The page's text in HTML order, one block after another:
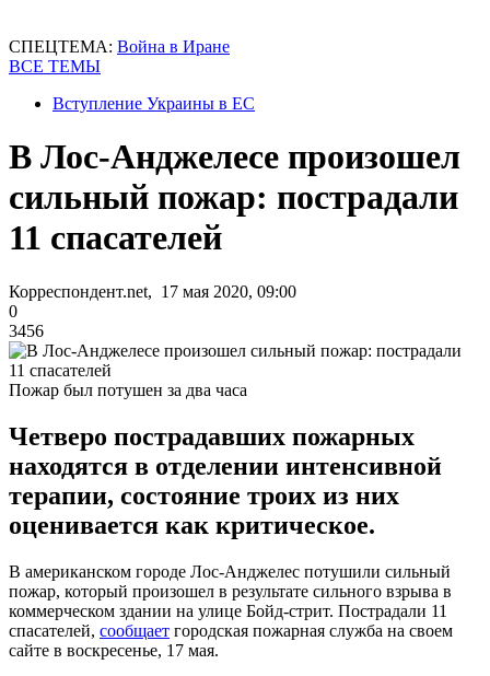
СПЕЦТЕМА: Война в Иране
ВСЕ ТЕМЫ
Вступление Украины в ЕС
В Лос-Анджелесе произошел
сильный пожар: пострадали
11 спасателей
Корреспондент.net, 17 мая 2020, 09:00
0
3456
Пожар был потушен за два часа
Четверо пострадавших пожарных
находятся в отделении интенсивной
терапии, состояние троих из них
оценивается как критическое.
В американском городе Лос-Анджелес потушили сильный
пожар, который произошел в результате сильного взрыва в
коммерческом здании на улице Бойд-стрит. Пострадали 11
спасателей, сообщает городская пожарная служба на своем
сайте в воскресенье, 17 мая.